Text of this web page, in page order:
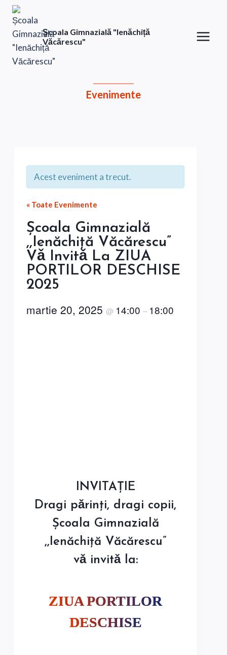
Skip
content
Școala Gimnazială "Ienăchiță
Văcărescu"
Evenimente
Acest eveniment a trecut.
« Toate Evenimente
Şcoala Gimnazială
,,Ienăchiță Văcărescu”
Vǎ Invitǎ La ZIUA
PORTILOR DESCHISE
2025
martie 20, 2025 @ 14:00 – 18:00
INVITAȚIE
Dragi pǎrinți, dragi copii,
Şcoala Gimnazială
,,Ienăchiță Văcărescu”
vǎ invitǎ la:
ZIUA PORTILOR
DESCHISE